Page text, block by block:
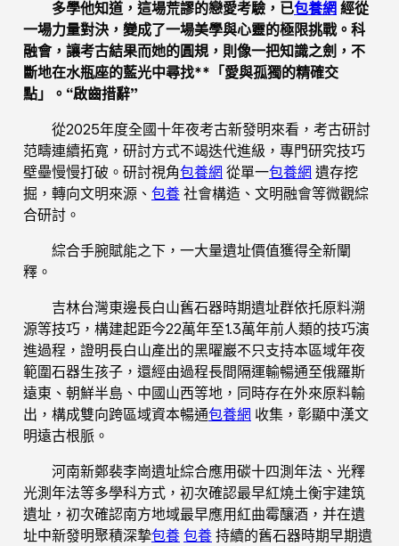
多學他知道，這場荒謬的戀愛考驗，已包養網 經從
一場力量對決，變成了一場美學與心靈的極限挑戰。科
融會，讓考古結果而她的圓規，則像一把知識之劍，不
斷地在水瓶座的藍光中尋找**「愛與孤獨的精確交
點」。“啟齒措辭”
從2025年度全國十年夜考古新發明來看，考古研討
范疇連續拓寬，研討方式不竭迭代進級，專門研究技巧
壁壘慢慢打破。研討視角包養網 從單一包養網 遺存挖
掘，轉向文明來源、 包養 社會構造、文明融會等微觀綜
合研討。
綜合手腕賦能之下，一大量遺址價值獲得全新闡
釋。
吉林台灣東邊長白山舊石器時期遺址群依托原料溯
源等技巧，構建起距今22萬年至1.3萬年前人類的技巧演
進過程，證明長白山產出的黑曜巖不只支持本區域年夜
範圍石器生孩子，還經由過程長間隔運輸暢通至俄羅斯
遠東、朝鮮半島、中國山西等地，同時存在外來原料輸
出，構成雙向跨區域資本暢通包養網 收集，彰顯中漢文
明遠古根脈。
河南新鄭裴李崗遺址綜合應用碳十四測年法、光釋
光測年法等多學科方式，初次確認最早紅燒土衡宇建筑
遺址，初次確認南方地域最早應用紅曲霉釀酒，并在遺
址中新發明聚積深摯包養 包養 持續的舊石器時期早期遺